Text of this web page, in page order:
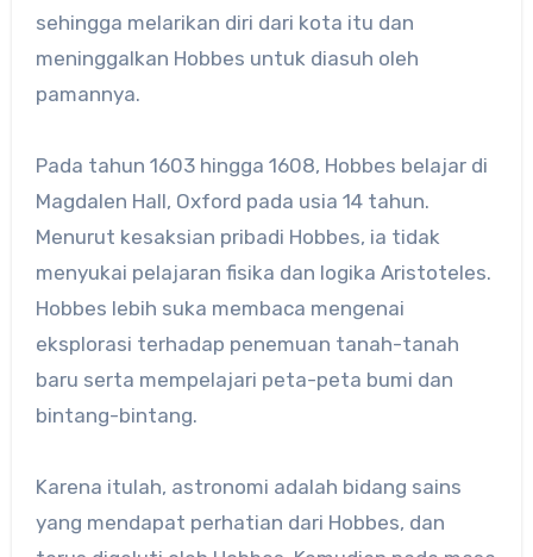
sehingga melarikan diri dari kota itu dan
meninggalkan Hobbes untuk diasuh oleh
pamannya.
Pada tahun 1603 hingga 1608, Hobbes belajar di
Magdalen Hall, Oxford pada usia 14 tahun.
Menurut kesaksian pribadi Hobbes, ia tidak
menyukai pelajaran fisika dan logika Aristoteles.
Hobbes lebih suka membaca mengenai
eksplorasi terhadap penemuan tanah-tanah
baru serta mempelajari peta-peta bumi dan
bintang-bintang.
Karena itulah, astronomi adalah bidang sains
yang mendapat perhatian dari Hobbes, dan